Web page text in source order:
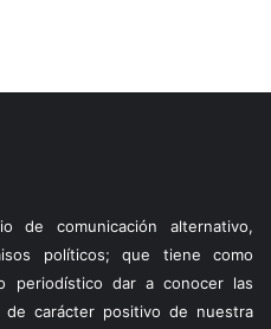
de comunicación alternativo,
políticos; que tiene como
periodístico dar a conocer las
carácter positivo de nuestra